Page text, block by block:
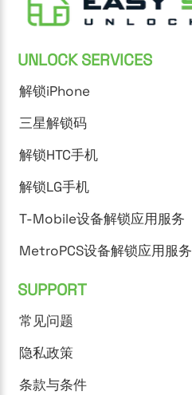
UNLOCK SERVICES
解锁iPhone
三星解锁码
解锁HTC手机
解锁LG手机
T-Mobile设备解锁应用服务
MetroPCS设备解锁应用服务
SUPPORT
常见问题
隐私政策
条款与条件